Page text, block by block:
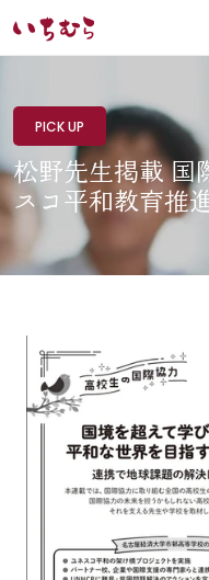
PICK UP
松野先生掲載 国
スコ平和教育推